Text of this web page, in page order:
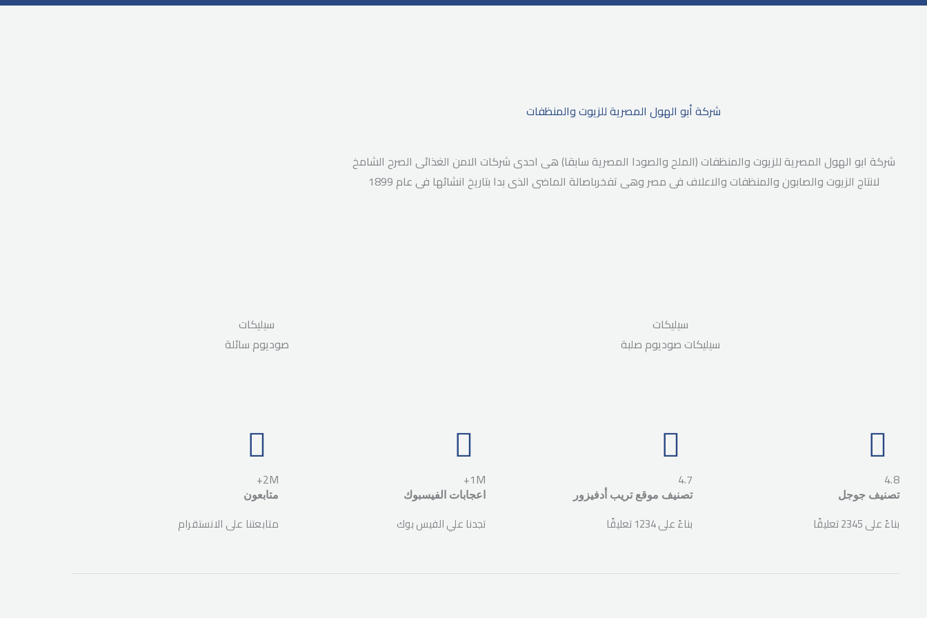
شركة أبو الهول المصرية للزيوت والمنظفات
شركة ابو الهول المصرية للزيوت والمنظفات (الملح والصودا المصرية سابقا) هى احدى شركات الامن الغذائى الصرح الشامخ
لانتاج الزيوت والصابون والمنظفات والاعلاف فى مصر وهى تفخرباصالة الماضى الذى بدا بتاريخ انشائها فى عام 1899
سيليكات
سيليكات صوديوم صلبة
سيليكات
صوديوم سائلة
4.8
تصنيف جوجل
بناءً على 2345 تعليقًا
4.7
تصنيف موقع تريب أدفيزور
بناءً على 1234 تعليقًا
1M+
اعجابات الفيسبوك
تجدنا علي الفيس بوك
2M+
متابعون
متابعتنا على الانستقرام